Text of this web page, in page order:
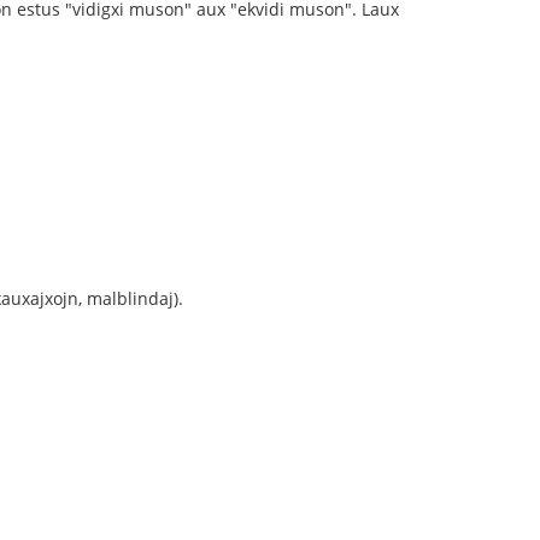
estus "vidigxi muson" aux "ekvidi muson". Laux
malblindaj).